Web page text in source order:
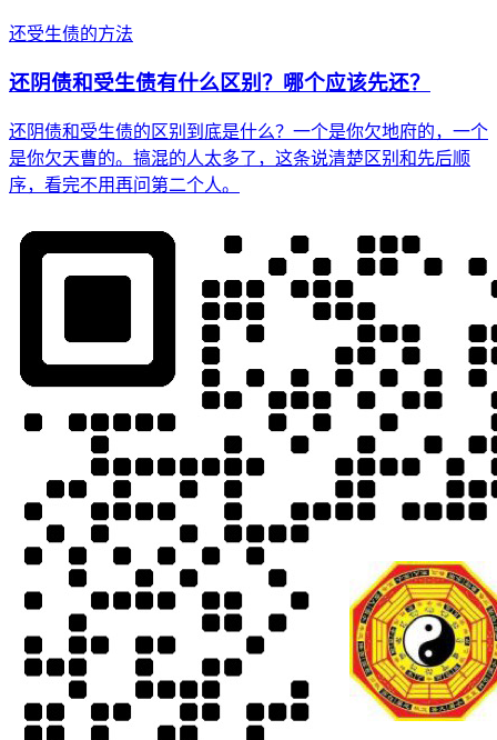
还受生债的方法
还阴债和受生债有什么区别？哪个应该先还？
还阴债和受生债的区别到底是什么？一个是你欠地府的，一个
是你欠天曹的。搞混的人太多了，这条说清楚区别和先后顺
序，看完不用再问第二个人。